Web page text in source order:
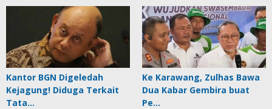
Kantor BGN Digeledah
Kejagung! Diduga Terkait
Tata…
Ke Karawang, Zulhas Bawa
Dua Kabar Gembira buat
Pe…